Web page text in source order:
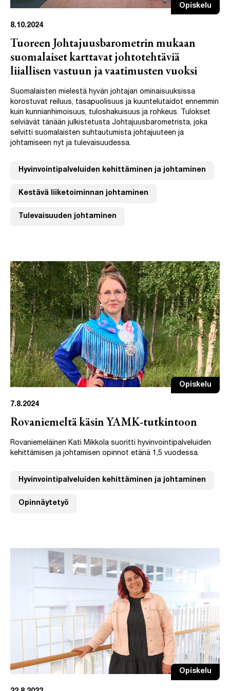
Opiskelu
8.10.2024
Tuoreen Johtajuusbarometrin mukaan
suomalaiset karttavat johtotehtäviä
liiallisen vastuun ja vaatimusten vuoksi
Suomalaisten mielestä hyvän johtajan ominaisuuksissa
korostuvat reiluus, tasapuolisuus ja kuuntelutaidot ennemmin
kuin kunnianhimoisuus, tuloshakuisuus ja rohkeus. Tulokset
selviävät tänään julkistetusta Johtajuusbarometrista, joka
selvitti suomalaisten suhtautumista johtajuuteen ja
johtamiseen nyt ja tulevaisuudessa.
Hyvinvointipalveluiden kehittäminen ja johtaminen
Kestävä liiketoiminnan johtaminen
Tulevaisuuden johtaminen
Opiskelu
7.8.2024
Rovaniemeltä käsin YAMK-tutkintoon
Rovaniemeläinen Kati Mikkola suoritti hyvinvointipalveluiden
kehittämisen ja johtamisen opinnot etänä 1,5 vuodessa.
Hyvinvointipalveluiden kehittäminen ja johtaminen
Opinnäytetyö
Opiskelu